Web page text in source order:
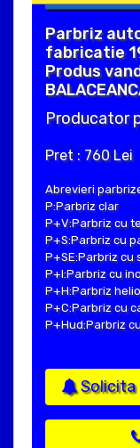
Parbriz
fabricatie
Produs
Producator
Pret : 760 Lei
Abrevieri
P:Parbriz clar
P+V:Parbriz cu
P+S:Parbriz cu
P+SE:Parbriz cu
P+I:Parbriz cu
P+H:Parbriz
P+C:Parbriz cu
P+Hud:Parbriz
Solicita